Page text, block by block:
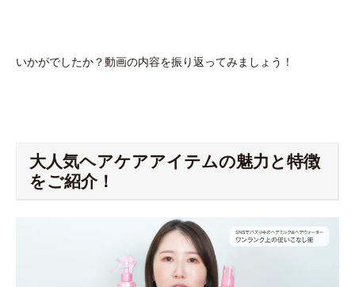
いかがでしたか？動画の内容を振り返ってみましょう！
大人気ヘアケアアイテムの魅力と特徴
をご紹介！